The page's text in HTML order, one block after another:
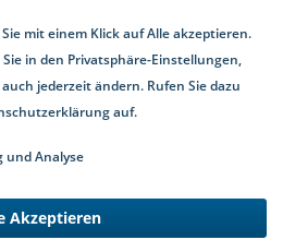
mit einem Klick auf Alle akzeptieren.
in den Privatsphäre-Einstellungen,
jederzeit ändern. Rufen Sie dazu
auf.
und Analyse
Akzeptieren